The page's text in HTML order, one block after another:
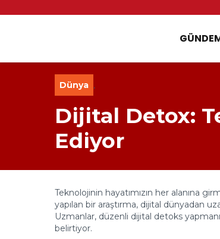
Dünya ,
Dijital Detox:
Ediyor
Teknolojinin hayatımızın her alanına
yapılan bir araştırma, dijital dünyadan
Uzmanlar, düzenli dijital detoks
belirtiyor.